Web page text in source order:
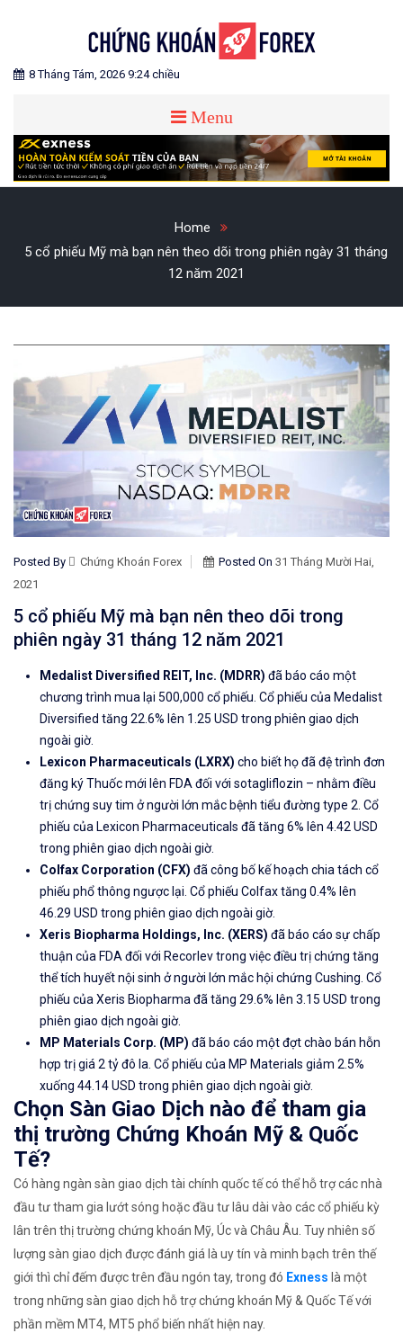
CHỨNG KHOÁN FOREX
Blog chia sẻ về Chứng Khoán và Forex
8 Tháng Tám, 2026 9:24 chiều
Menu
Home
5 cổ phiếu Mỹ mà bạn nên theo dõi trong phiên ngày 31 tháng
12 năm 2021
Posted By Chứng Khoán Forex Posted On 31 Tháng Mười Hai,
2021
5 cổ phiếu Mỹ mà bạn nên theo dõi trong
phiên ngày 31 tháng 12 năm 2021
Medalist Diversified REIT, Inc. (MDRR) đã báo cáo một
chương trình mua lại 500,000 cổ phiếu. Cổ phiếu của Medalist
Diversified tăng 22.6% lên 1.25 USD trong phiên giao dịch
ngoài giờ.
Lexicon Pharmaceuticals (LXRX) cho biết họ đã đệ trình đơn
đăng ký Thuốc mới lên FDA đối với sotagliflozin – nhằm điều
trị chứng suy tim ở người lớn mắc bệnh tiểu đường type 2. Cổ
phiếu của Lexicon Pharmaceuticals đã tăng 6% lên 4.42 USD
trong phiên giao dịch ngoài giờ.
Colfax Corporation (CFX) đã công bố kế hoạch chia tách cổ
phiếu phổ thông ngược lại. Cổ phiếu Colfax tăng 0.4% lên
46.29 USD trong phiên giao dịch ngoài giờ.
Xeris Biopharma Holdings, Inc. (XERS) đã báo cáo sự chấp
thuận của FDA đối với Recorlev trong việc điều trị chứng tăng
thể tích huyết nội sinh ở người lớn mắc hội chứng Cushing. Cổ
phiếu của Xeris Biopharma đã tăng 29.6% lên 3.15 USD trong
phiên giao dịch ngoài giờ.
MP Materials Corp. (MP) đã báo cáo một đợt chào bán hỗn
hợp trị giá 2 tỷ đô la. Cổ phiếu của MP Materials giảm 2.5%
xuống 44.14 USD trong phiên giao dịch ngoài giờ.
Chọn Sàn Giao Dịch nào để tham gia
thị trường Chứng Khoán Mỹ & Quốc
Tế?
Có hàng ngàn sàn giao dịch tài chính quốc tế có thể hỗ trợ các nhà
đầu tư tham gia lướt sóng hoặc đầu tư lâu dài vào các cổ phiếu kỳ
lân trên thị trường chứng khoán Mỹ, Úc và Châu Âu. Tuy nhiên số
lượng sàn giao dịch được đánh giá là uy tín và minh bạch trên thế
giới thì chỉ đếm được trên đầu ngón tay, trong đó Exness là một
trong những sàn giao dịch hỗ trợ chứng khoán Mỹ & Quốc Tế với
phần mềm MT4, MT5 phổ biến nhất hiện nay.